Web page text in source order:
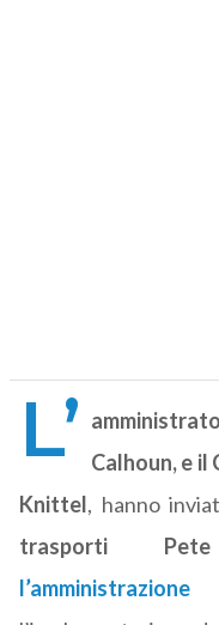
L’ Calhoun, e il
Knittel, hanno
trasporti